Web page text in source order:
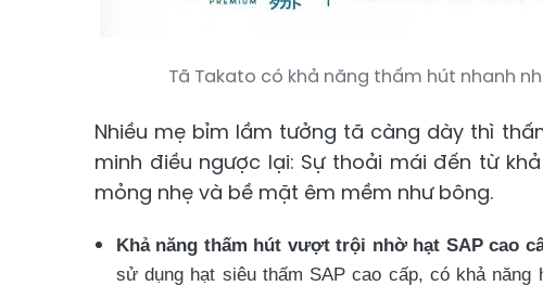
Tã Takato có khả năng thấm hút nhanh
Nhiều mẹ bỉm lầm tưởng tã càng dày thì
minh điều ngược lại: Sự thoải mái đến từ
mỏng nhẹ và bề mặt êm mềm như bông.
Khả năng thấm hút vượt trội nhờ hạt SAP cao
sử dụng hạt siêu thấm SAP cao cấp, có khả